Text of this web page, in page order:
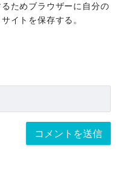
ためブラウザーに自分の
イトを保存する。